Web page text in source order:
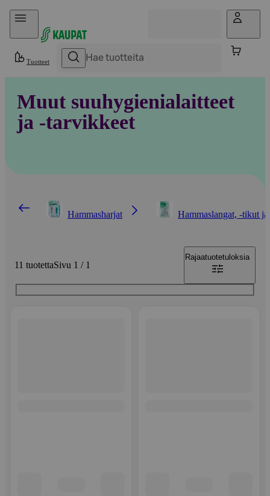
Hyppää sisältöön
Tuotteet
Muut suuhygienialaitteet
ja -tarvikkeet
Hammasharjat Hammaslangat, -tikut
11 tuotettaSivu 1 / 1
Rajaatuotetuloksia